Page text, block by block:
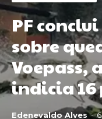
PF
sobre
Voepass,
indicia 16
Edenevaldo Alves -